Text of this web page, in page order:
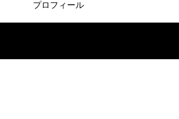
プロフィール